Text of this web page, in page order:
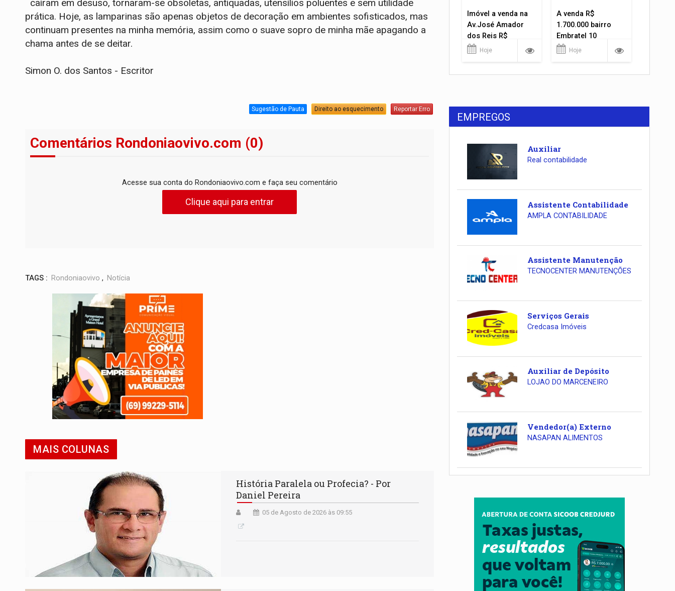
caíram em desuso, tornaram-se obsoletas, antiquadas, utensílios poluentes e sem utilidade
prática. Hoje, as lamparinas são apenas objetos de decoração em ambientes sofisticados, mas
continuam presentes na minha memória, assim como o suave sopro de minha mãe apagando a
chama antes de se deitar.
Simon O. dos Santos - Escritor
Sugestão de Pauta Direito ao esquecimento Reportar Erro
Comentários Rondoniaovivo.com (0)
Acesse sua conta do Rondoniaovivo.com e faça seu comentário
Clique aqui para entrar
TAGS : Rondoniaovivo , Notícia
MAIS COLUNAS
História Paralela ou Profecia? - Por
Daniel Pereira
05 de Agosto de 2026 às 09:55
Imóvel a venda na
Av.José Amador
dos Reis R$
1.400.000
Hoje
A venda R$
1.700.000 bairro
Embratel 10
apartamentos!
Hoje
EMPREGOS
Auxiliar
Real contabilidade
Assistente Contabilidade
AMPLA CONTABILIDADE
Assistente Manutenção
TECNOCENTER MANUTENÇÕES
Serviços Gerais
Credcasa Imóveis
Auxiliar de Depósito
LOJAO DO MARCENEIRO
Vendedor(a) Externo
NASAPAN ALIMENTOS